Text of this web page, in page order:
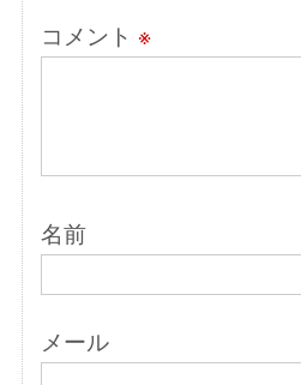
コメント ※
名前
メール